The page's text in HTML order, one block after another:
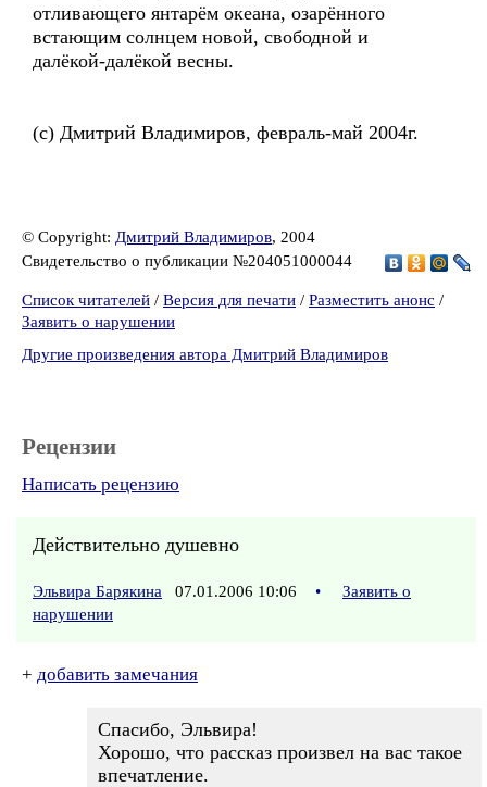
отливающего янтарём океана, озарённого
встающим солнцем новой, свободной и
далёкой-далёкой весны.
(c) Дмитрий Владимиров, февраль-май 2004г.
© Copyright: Дмитрий Владимиров, 2004
Свидетельство о публикации №204051000044
Список читателей / Версия для печати / Разместить анонс /
Заявить о нарушении
Другие произведения автора Дмитрий Владимиров
Рецензии
Написать рецензию
Действительно душевно
Эльвира Барякина 07.01.2006 10:06 •
Заявить о
нарушении
+ добавить замечания
Спасибо, Эльвира!
Хорошо, что рассказ произвел на вас такое
впечатление.